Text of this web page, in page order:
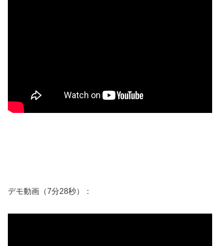
デモ動画（7分28秒）：